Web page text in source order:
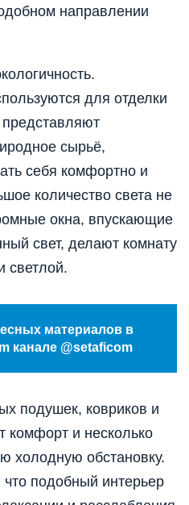
направлении
для отделки
сырьё,
себя комфортно и
количество света не
окна, впускающие
свет, делают комнату
светлой.
материалов в
канале @setaficom
подушек, ковриков и
комфорт и несколько
холодную обстановку.
подобный интерьер